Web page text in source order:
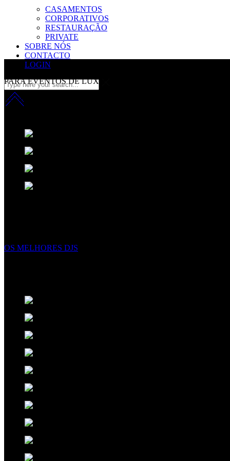
CASAMENTOS
CORPORATIVOS
RESTAURAÇÃO
PRIVATE
SOBRE NÓS
CONTACTO
LOGIN
PARA EVENTOS DE LUXO
inovação com sofisicação
OS MELHORES DJS